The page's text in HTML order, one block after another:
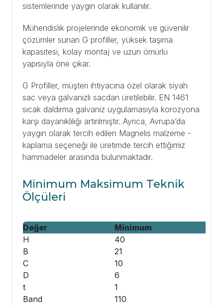
sistemlerinde yaygın olarak kullanılır.
Mühendislik projelerinde ekonomik ve güvenilir
çözümler sunan G profiller, yüksek taşıma
kapasitesi, kolay montaj ve uzun ömürlü
yapısıyla öne çıkar.
G Profiller, müşteri ihtiyacına özel olarak siyah
sac veya galvanizli sacdan üretilebilir. EN 1461
sıcak daldırma galvaniz uygulamasıyla korozyona
karşı dayanıklılığı artırılmıştır. Ayrıca, Avrupa’da
yaygın olarak tercih edilen Magnelis malzeme -
kaplama seçeneği ile üretimde tercih ettiğimiz
hammadeler arasında bulunmaktadır.
Minimum Maksimum Teknik
Ölçüleri
Değer
Minimum
H
40
B
21
C
10
D
6
t
1
Band
110